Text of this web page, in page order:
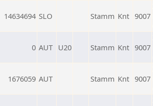
14634694 SLO Stamm Knt 9007
0 AUT U20 Stamm Knt 9007
1676059 AUT Stamm Knt 9007